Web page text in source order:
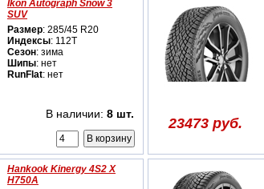
Ikon Autograph Snow 3
SUV
Размер: 285/45 R20
Индексы: 112T
Сезон: зима
Шипы: нет
RunFlat: нет
В наличии: 8 шт.
23473 руб.
Hankook Kinergy 4S2 X
H750A